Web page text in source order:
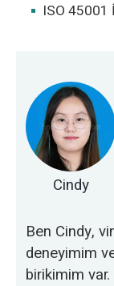
ISO 45001
Cindy
Ben Cindy,
deneyimim
birikimim